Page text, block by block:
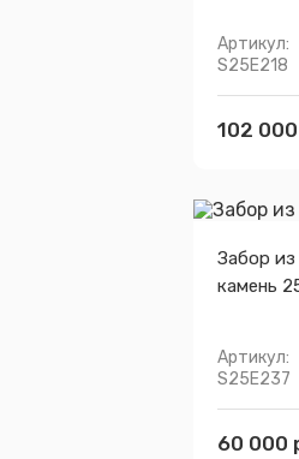
Артикул:
S25E218
102
Забор
камень
Артикул:
S25E237
60 000